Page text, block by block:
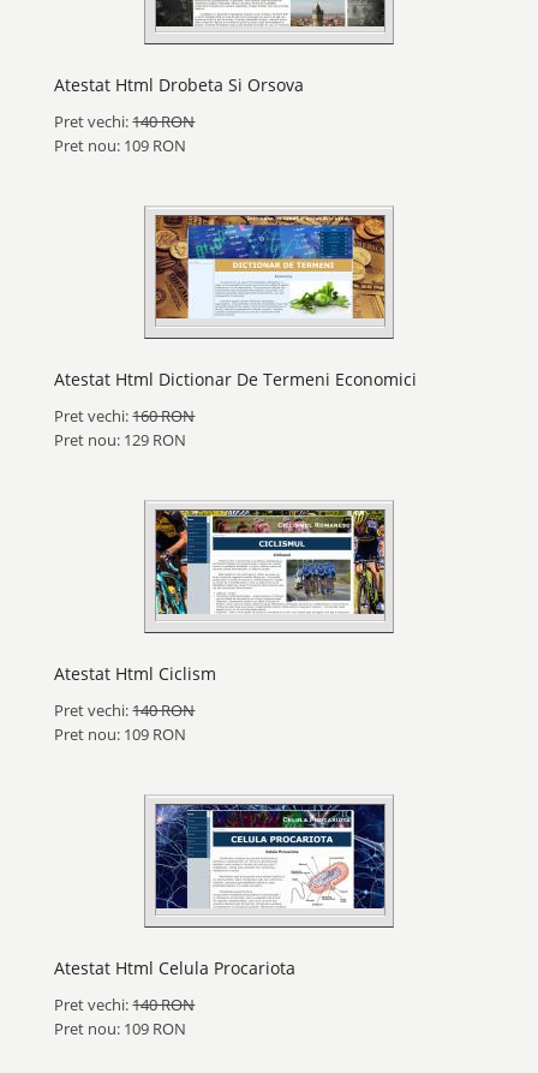
Atestat Html Drobeta Si Orsova
Pret vechi:140 RON
Pret nou: 109 RON
Atestat Html Dictionar De Termeni Economici
Pret vechi:160 RON
Pret nou: 129 RON
Atestat Html Ciclism
Pret vechi:140 RON
Pret nou: 109 RON
Atestat Html Celula Procariota
Pret vechi:140 RON
Pret nou: 109 RON